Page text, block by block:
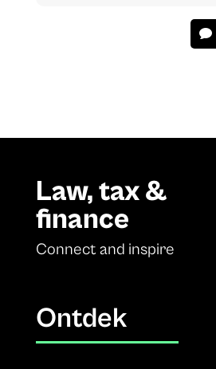
Law, tax &
finance
Connect and inspire
Ontdek